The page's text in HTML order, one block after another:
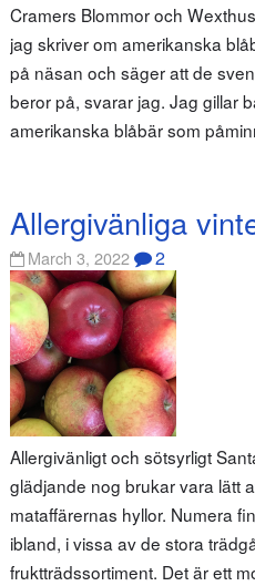
Cramers Blommor och
jag skriver om amerikanska
på näsan och säger att de
beror på, svarar jag. Jag gillar
amerikanska blåbär som
Allergivänliga
March 3, 2022 2
Allergivänligt och sötsyrligt
glädjande nog brukar vara lätt
mataffärernas hyllor. Numera
ibland, i vissa av de stora
fruktträdssortiment. Det är ett